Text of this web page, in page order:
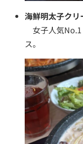
海鮮明太子クリ
女子人気No.1
ス。